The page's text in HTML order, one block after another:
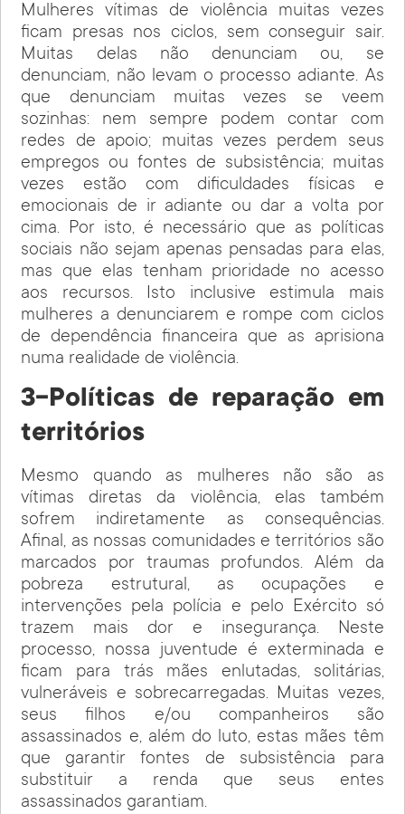
Mulheres vítimas de violência muitas vezes
ficam presas nos ciclos, sem conseguir sair.
Muitas delas não denunciam ou, se
denunciam, não levam o processo adiante. As
que denunciam muitas vezes se veem
sozinhas: nem sempre podem contar com
redes de apoio; muitas vezes perdem seus
empregos ou fontes de subsistência; muitas
vezes estão com dificuldades físicas e
emocionais de ir adiante ou dar a volta por
cima. Por isto, é necessário que as políticas
sociais não sejam apenas pensadas para elas,
mas que elas tenham prioridade no acesso
aos recursos. Isto inclusive estimula mais
mulheres a denunciarem e rompe com ciclos
de dependência financeira que as aprisiona
numa realidade de violência.
3-Políticas de reparação em
territórios
Mesmo quando as mulheres não são as
vítimas diretas da violência, elas também
sofrem indiretamente as consequências.
Afinal, as nossas comunidades e territórios são
marcados por traumas profundos. Além da
pobreza estrutural, as ocupações e
intervenções pela polícia e pelo Exército só
trazem mais dor e insegurança. Neste
processo, nossa juventude é exterminada e
ficam para trás mães enlutadas, solitárias,
vulneráveis e sobrecarregadas. Muitas vezes,
seus filhos e/ou companheiros são
assassinados e, além do luto, estas mães têm
que garantir fontes de subsistência para
substituir a renda que seus entes
assassinados garantiam.